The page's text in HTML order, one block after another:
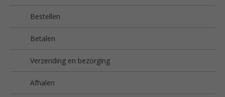
Bestellen
Betalen
Verzending en bezorging
Afhalen